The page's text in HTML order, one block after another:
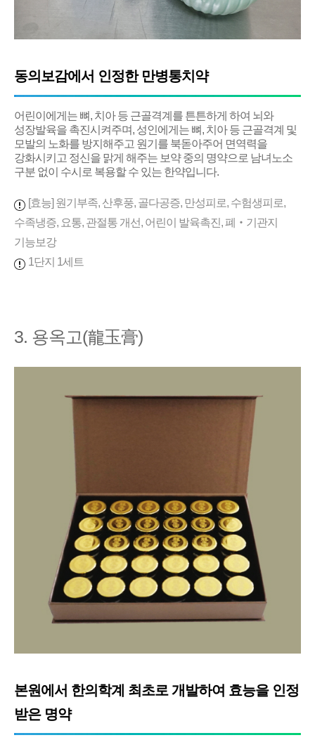
동의보감에서 인정한 만병통치약
어린이에게는 뼈, 치아 등 근골격계를 튼튼하게 하여 뇌와
성장발육을 촉진시켜주며, 성인에게는 뼈, 치아 등 근골격계 및
모발의 노화를 방지해주고 원기를 북돋아주어 면역력을
강화시키고 정신을 맑게 해주는 보약 중의 명약으로 남녀노소
구분 없이 수시로 복용할 수 있는 한약입니다.
[효능] 원기부족, 산후풍, 골다공증, 만성피로, 수험생피로,
수족냉증, 요통, 관절통 개선, 어린이 발육촉진, 폐‧기관지
기능보강
1단지 1세트
3. 용옥고(龍玉膏)
본원에서 한의학계 최초로 개발하여 효능을 인정
받은 명약